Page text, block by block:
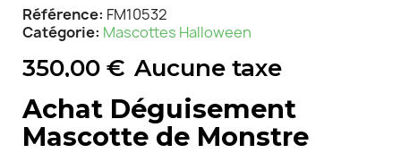
Référence FM10532
Catégorie Mascottes Halloween
350,00 € Aucune taxe
Achat Déguisement
Mascotte de Monstre